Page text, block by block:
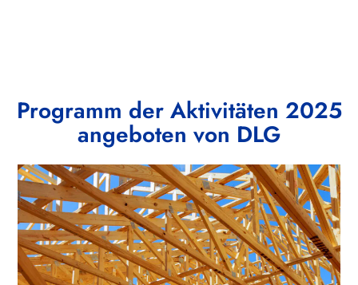
Programm der Aktivitäten 2025
angeboten von DLG